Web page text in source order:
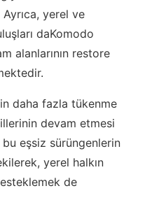
yerel ve
daKomodo
alanlarının restore
daha fazla tükenme
devam etmesi
eşsiz sürüngenlerin
yerel halkın
de